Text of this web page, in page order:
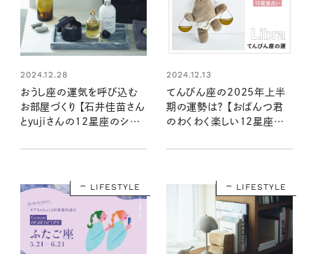
2024.12.28
おうし座の運気を呼び込む
お部屋づくり 【石井佳苗さん
とyujiさんの12星座のシャド
2024.12.13
てんびん座の2025年上半
期の運勢は？ 【おぱんつ君
のわくわく楽しい12星座占
LIFESTYLE LIFESTYLE